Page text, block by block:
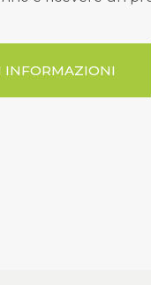
INFORMAZIONI